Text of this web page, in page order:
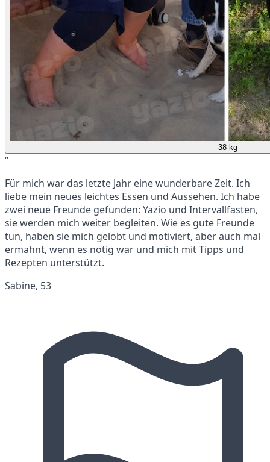
-38 kg
“
Für mich war das letzte Jahr eine wunderbare Zeit. Ich
liebe mein neues leichtes Essen und Aussehen. Ich habe
zwei neue Freunde gefunden: Yazio und Intervallfasten,
sie werden mich weiter begleiten. Wie es gute Freunde
tun, haben sie mich gelobt und motiviert, aber auch mal
ermahnt, wenn es nötig war und mich mit Tipps und
Rezepten unterstützt.
Sabine, 53